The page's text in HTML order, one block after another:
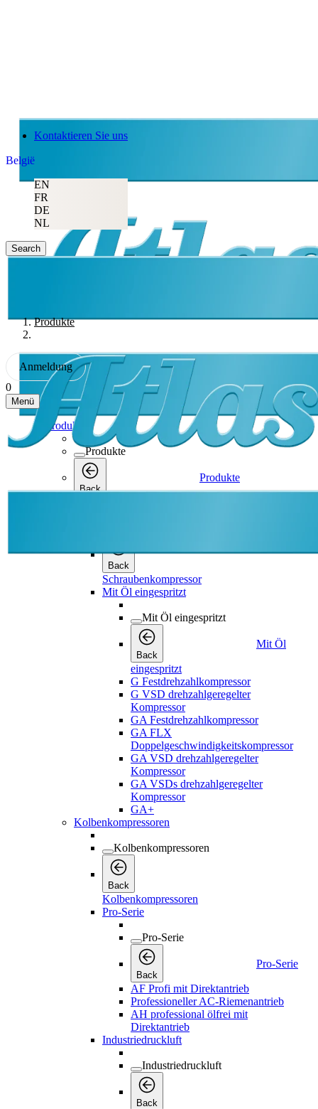
Kontaktieren Sie uns
België
EN
FR
DE
NL
Search
Produkte
Anmeldung
0
Menü
Produkte
Produkte
Back
Produkte
Back
Schraubenkompressor
Mit Öl eingespritzt
Mit Öl eingespritzt
Back
Mit Öl
eingespritzt
G Festdrehzahlkompressor
G VSD drehzahlgeregelter
Kompressor
GA Festdrehzahlkompressor
GA FLX
Doppelgeschwindigkeitskompressor
GA VSD drehzahlgeregelter
Kompressor
GA VSDs drehzahlgeregelter
Kompressor
GA+
Kolbenkompressoren
Kolbenkompressoren
Back
Kolbenkompressoren
Pro-Serie
Pro-Serie
Back
Pro-Serie
AF Profi mit Direktantrieb
Professioneller AC-Riemenantrieb
AH professional ölfrei mit
Direktantrieb
Industriedruckluft
Industriedruckluft
Back